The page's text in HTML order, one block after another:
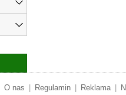
O nas Regulamin Reklama